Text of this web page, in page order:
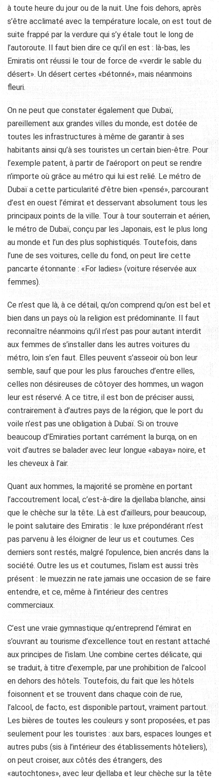
à toute heure du jour ou de la nuit. Une fois dehors, après
s’être acclimaté avec la température locale, on est tout de
suite frappé par la verdure qui s’y étale tout le long de
l’autoroute. Il faut bien dire ce qu’il en est : là-bas, les
Emiratis ont réussi le tour de force de «verdir le sable du
désert». Un désert certes «bétonné», mais néanmoins
fleuri.
On ne peut que constater également que Dubaï,
pareillement aux grandes villes du monde, est dotée de
toutes les infrastructures à même de garantir à ses
habitants ainsi qu’à ses touristes un certain bien-être. Pour
l’exemple patent, à partir de l’aéroport on peut se rendre
n’importe où grâce au métro qui lui est relié. Le métro de
Dubaï a cette particularité d’être bien «pensé», parcourant
d’est en ouest l’émirat et desservant absolument tous les
principaux points de la ville. Tour à tour souterrain et aérien,
le métro de Dubaï, conçu par les Japonais, est le plus long
au monde et l’un des plus sophistiqués. Toutefois, dans
l’une de ses voitures, celle du fond, on peut lire cette
pancarte étonnante : «For ladies» (voiture réservée aux
femmes).
Ce n’est que là, à ce détail, qu’on comprend qu’on est bel et
bien dans un pays où la religion est prédominante. Il faut
reconnaître néanmoins qu’il n’est pas pour autant interdit
aux femmes de s’installer dans les autres voitures du
métro, loin s’en faut. Elles peuvent s’asseoir où bon leur
semble, sauf que pour les plus farouches d’entre elles,
celles non désireuses de côtoyer des hommes, un wagon
leur est réservé. A ce titre, il est bon de préciser aussi,
contrairement à d’autres pays de la région, que le port du
voile n’est pas une obligation à Dubaï. Si on trouve
beaucoup d’Emiraties portant carrément la burqa, on en
voit d’autres se balader avec leur longue «abaya» noire, et
les cheveux à l’air.
Quant aux hommes, la majorité se promène en portant
l’accoutrement local, c’est-à-dire la djellaba blanche, ainsi
que le chèche sur la tête. Là est d’ailleurs, pour beaucoup,
le point salutaire des Emiratis : le luxe prépondérant n’est
pas parvenu à les éloigner de leur us et coutumes. Ces
derniers sont restés, malgré l’opulence, bien ancrés dans la
société. Outre les us et coutumes, l’islam est aussi très
présent : le muezzin ne rate jamais une occasion de se faire
entendre, et ce, même à l’intérieur des centres
commerciaux.
C’est une vraie gymnastique qu’entreprend l’émirat en
s’ouvrant au tourisme d’excellence tout en restant attaché
aux principes de l’islam. Une combine certes délicate, qui
se traduit, à titre d’exemple, par une prohibition de l’alcool
en dehors des hôtels. Toutefois, du fait que les hôtels
foisonnent et se trouvent dans chaque coin de rue,
l’alcool, de facto, est disponible partout, vraiment partout.
Les bières de toutes les couleurs y sont proposées, et pas
seulement pour les touristes : aux bars, espaces lounges et
autres pubs (sis à l’intérieur des établissements hôteliers),
on peut croiser, aux côtés des étrangers, des
«autochtones», avec leur djellaba et leur chèche sur la tête